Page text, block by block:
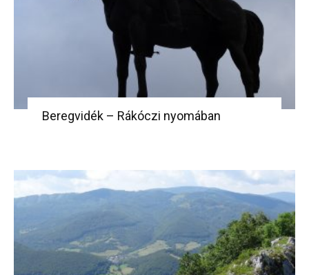
Beregvidék – Rákóczi nyomában